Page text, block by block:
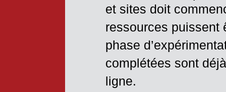
et sites doit
ressources puissent
phase
complétées sont
ligne.